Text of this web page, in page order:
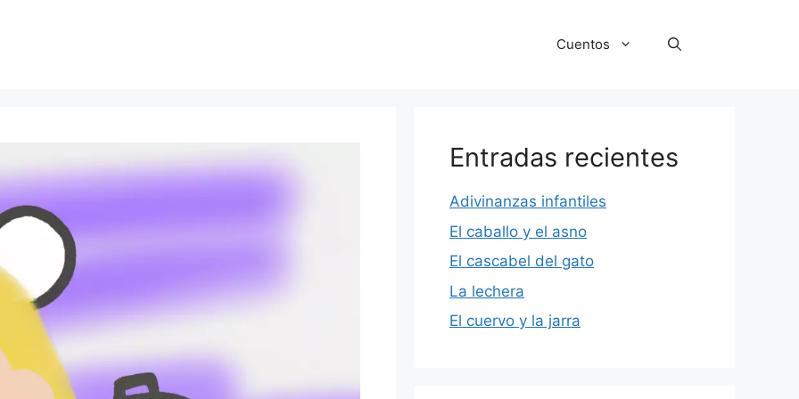
Cuentos
Entradas recientes
Adivinanzas infantiles
El caballo y el asno
El cascabel del gato
La lechera
El cuervo y la jarra